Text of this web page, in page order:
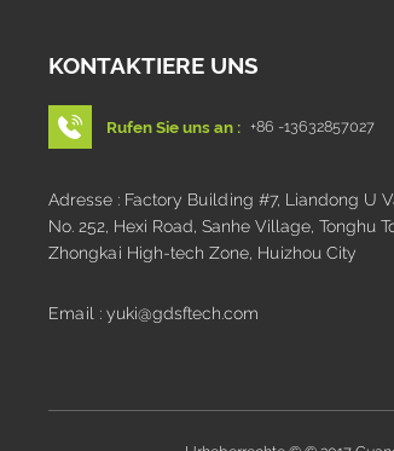
KONTAKTIERE UNS
Rufen Sie uns an : +86 -13632857027
Adresse : Factory Building #7, Liandong U
No. 252, Hexi Road, Sanhe Village, Tonghu
Zhongkai High-tech Zone, Huizhou City
Email : yuki@gdsftech.com